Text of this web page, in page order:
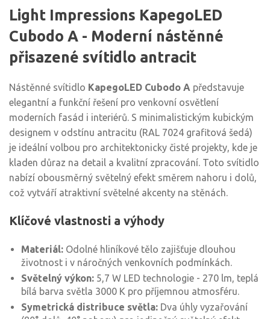
Light Impressions KapegoLED
Cubodo A - Moderní nástěnné
přisazené svítidlo antracit
Nástěnné svítidlo KapegoLED Cubodo A představuje
elegantní a funkční řešení pro venkovní osvětlení
moderních fasád i interiérů. S minimalistickým kubickým
designem v odstínu antracitu (RAL 7024 grafitová šedá)
je ideální volbou pro architektonicky čisté projekty, kde je
kladen důraz na detail a kvalitní zpracování. Toto svítidlo
nabízí obousměrný světelný efekt směrem nahoru i dolů,
což vytváří atraktivní světelné akcenty na stěnách.
Klíčové vlastnosti a výhody
Materiál: Odolné hliníkové tělo zajišťuje dlouhou
životnost i v náročných venkovních podmínkách.
Světelný výkon: 5,7 W LED technologie - 270 lm, teplá
bílá barva světla 3000 K pro příjemnou atmosféru.
Symetrická distribuce světla: Dva úhly vyzařování